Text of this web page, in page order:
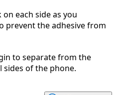
each side as you
prevent the adhesive from
to separate from the
sides of the phone.